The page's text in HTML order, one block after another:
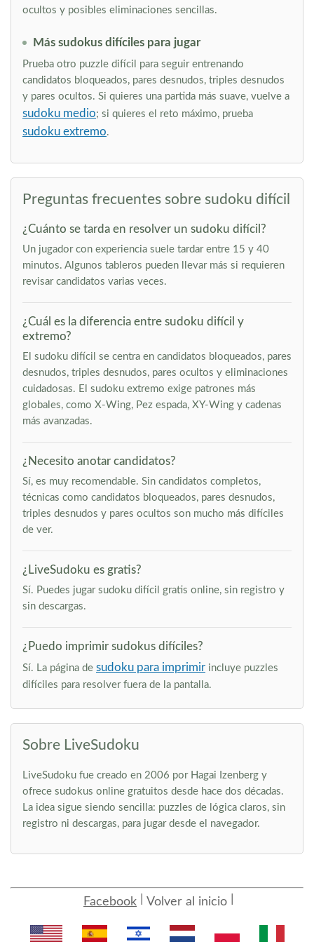
ocultos y posibles eliminaciones sencillas.
Más sudokus difíciles para jugar
Prueba otro puzzle difícil para seguir entrenando
candidatos bloqueados, pares desnudos, triples desnudos
y pares ocultos. Si quieres una partida más suave, vuelve a
sudoku medio; si quieres el reto máximo, prueba
sudoku extremo.
Preguntas frecuentes sobre sudoku difícil
¿Cuánto se tarda en resolver un sudoku difícil?
Un jugador con experiencia suele tardar entre 15 y 40
minutos. Algunos tableros pueden llevar más si requieren
revisar candidatos varias veces.
¿Cuál es la diferencia entre sudoku difícil y
extremo?
El sudoku difícil se centra en candidatos bloqueados, pares
desnudos, triples desnudos, pares ocultos y eliminaciones
cuidadosas. El sudoku extremo exige patrones más
globales, como X-Wing, Pez espada, XY-Wing y cadenas
más avanzadas.
¿Necesito anotar candidatos?
Sí, es muy recomendable. Sin candidatos completos,
técnicas como candidatos bloqueados, pares desnudos,
triples desnudos y pares ocultos son mucho más difíciles
de ver.
¿LiveSudoku es gratis?
Sí. Puedes jugar sudoku difícil gratis online, sin registro y
sin descargas.
¿Puedo imprimir sudokus difíciles?
Sí. La página de sudoku para imprimir incluye puzzles
difíciles para resolver fuera de la pantalla.
Sobre LiveSudoku
LiveSudoku fue creado en 2006 por Hagai Izenberg y
ofrece sudokus online gratuitos desde hace dos décadas.
La idea sigue siendo sencilla: puzzles de lógica claros, sin
registro ni descargas, para jugar desde el navegador.
Facebook Volver al inicio